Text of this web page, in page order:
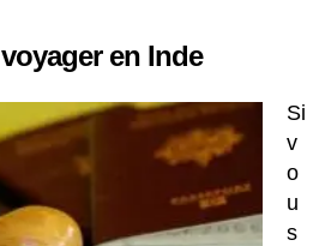
en Inde
Si
v
o
u
s